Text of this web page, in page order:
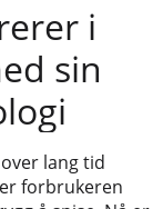
i
sin
lang tid
forbrukeren